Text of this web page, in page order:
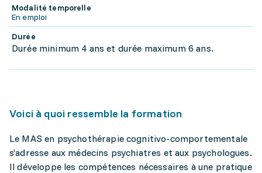
Modalité temporelle
En emploi
Durée
Durée minimum 4 ans et durée maximum 6 ans.
Voici à quoi ressemble la formation
Le MAS en psychothérapie cognitivo-comportementale
s’adresse aux médecins psychiatres et aux psychologues.
Il développe les compétences nécessaires à une pratique